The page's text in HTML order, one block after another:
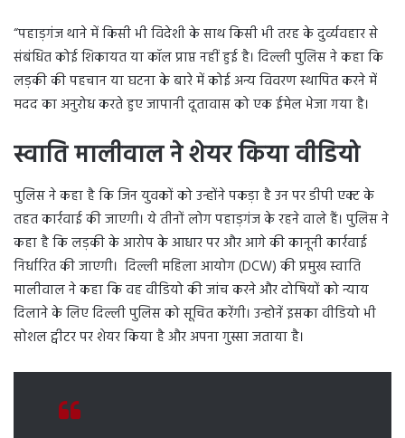
“पहाड़गंज थाने में किसी भी विदेशी के साथ किसी भी तरह के दुर्व्यवहार से
संबंधित कोई शिकायत या कॉल प्राप्त नहीं हुई है। दिल्ली पुलिस ने कहा कि
लड़की की पहचान या घटना के बारे में कोई अन्य विवरण स्थापित करने में
मदद का अनुरोध करते हुए जापानी दूतावास को एक ईमेल भेजा गया है।
स्वाति मालीवाल ने शेयर किया वीडियो
पुलिस ने कहा है कि जिन युवकों को उन्होंने पकड़ा है उन पर डीपी एक्ट के
तहत कार्रवाई की जाएगी। ये तीनों लोग पहाड़गंज के रहने वाले हैं। पुलिस ने
कहा है कि लड़की के आरोप के आधार पर और आगे की कानूनी कार्रवाई
निर्धारित की जाएगी। दिल्ली महिला आयोग (DCW) की प्रमुख स्वाति
मालीवाल ने कहा कि वह वीडियो की जांच करने और दोषियों को न्याय
दिलाने के लिए दिल्ली पुलिस को सूचित करेंगी। उन्होनें इसका वीडियो भी
सोशल ट्वीटर पर शेयर किया है और अपना गुस्सा जताया है।